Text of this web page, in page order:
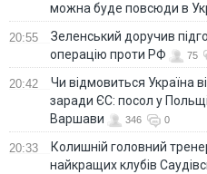
можна буде повсюди в
20:55
Зеленський доручив
операцію проти РФ
75
20:42
Чи відмовиться Україна
заради ЄС: посол у
Варшави
346 0
20:33
Колишній головний
найкращих клубів